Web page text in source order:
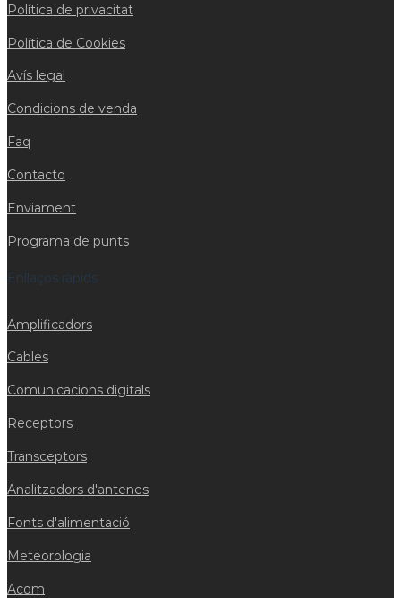
Política de privacitat
Política de Cookies
Avís legal
Condicions de venda
Faq
Contacto
Enviament
Programa de punts
Enllaços ràpids
Amplificadors
Cables
Comunicacions digitals
Receptors
Transceptors
Analitzadors d'antenes
Fonts d'alimentació
Meteorologia
Acom